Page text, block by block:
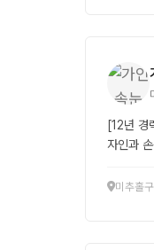
[12년 경
자인과
미추홀구